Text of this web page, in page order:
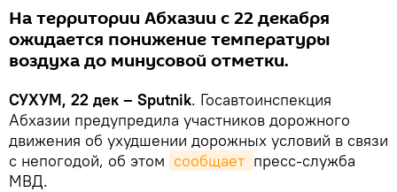
На территории Абхазии с 22 декабря
ожидается понижение температуры
воздуха до минусовой отметки.
СУХУМ, 22 дек – Sputnik. Госавтоинспекция
Абхазии предупредила участников дорожного
движения об ухудшении дорожных условий в связи
с непогодой, об этом сообщает пресс-служба
МВД.